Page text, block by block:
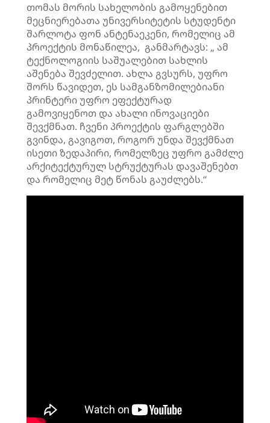
თომას მორის სახელობის გამოყენებით
მეცნიერებათა უნივერსიტეტის სტუდენტი
შარლოტა ფონ ანტენაეკენი, რომელიც ამ
პროექტის მონაწილეა, განმარტავს: „ ამ
ტექნოლოგიის საშუალებით სახლის
აშენება შევძელით. ახლა გვსურს, უფრო
შორს წავიდეთ, ეს სამგანზომილებიანი
პრინტერი უფრო ეფექტურად
გამოვიყენოთ და ახალი ინოვაციები
შევქმნათ. ჩვენი პროექტის ფარგლებში
გვინდა, გავიგოთ, როგორ უნდა შევქმნათ
ისეთი ზედაპირი, რომელზეც უფრო გამძლე
არქიტექტურულ სტრუქტურას დავაშენებთ
და რომელიც მეტ წონას გაუძლებს.“